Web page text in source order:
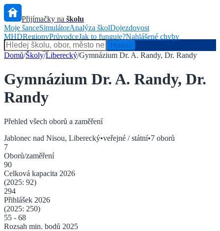
Přijímačky na školu
Moje šanceSimulátorAnalýza školDojezdovost
MHDRegionyPrůvodceJak to funguje?Nahlášené chyby
Hlídač státu
Hledat
Domů/Školy/Liberecký/Gymnázium Dr. A. Randy, Dr. Randy
Gymnázium Dr. A. Randy, Dr.
Randy
Přehled všech oborů a zaměření
Jablonec nad Nisou, Liberecký•veřejné / státní•7 oborů
7
Oborů/zaměření
90
Celková kapacita 2026
(2025: 92)
294
Přihlášek 2026
(2025: 250)
55 - 68
Rozsah min. bodů 2025